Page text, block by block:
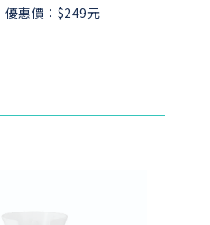
優惠價：$249元